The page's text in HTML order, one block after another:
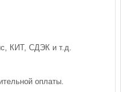
КИТ, СДЭК и т.д.
оплаты.